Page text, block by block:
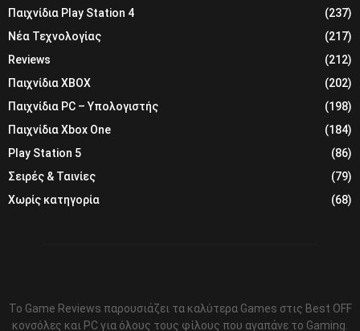
Παιχνίδια Play Station 4
(237)
Νέα Τεχνολογίας
(217)
Reviews
(212)
Παιχνίδια XBOX
(202)
Παιχνίδια PC – Υπολογιστής
(198)
Παιχνίδια Xbox One
(184)
Play Station 5
(86)
Σειρές & Ταινίες
(79)
Χωρίς κατηγορία
(68)
Το Game Reviews παρουσιάζει τα καλύτερα Games στις Best OFF
κονσόλες και PC για όλους τους φίλους που αγαπάνε το Gaming.